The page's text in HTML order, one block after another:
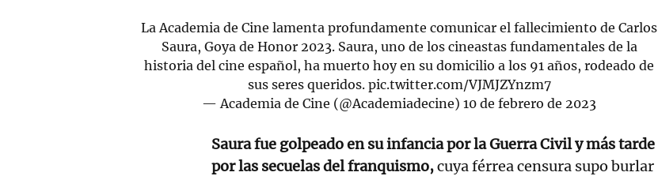
La Academia de Cine lamenta profundamente comunicar el fallecimiento de Carlos
Saura, Goya de Honor 2023. Saura, uno de los cineastas fundamentales de la
historia del cine español, ha muerto hoy en su domicilio a los 91 años, rodeado de
sus seres queridos. pic.twitter.com/VJMJZYnzm7
— Academia de Cine (@Academiadecine)10 de febrero de 2023
Saura fue golpeado en su infancia por la Guerra Civil y más tarde
por las secuelas del franquismo,cuya férrea censura supo burlar